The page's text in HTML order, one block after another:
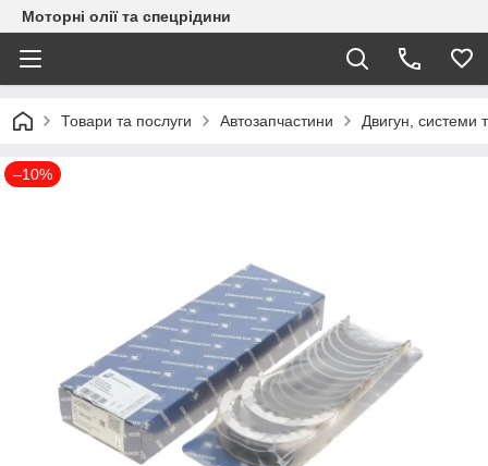
Моторні олії та спецрідини
Товари та послуги Автозапчастини Двигун, системи
–10%